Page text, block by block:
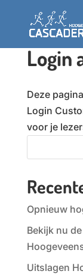
Login
Deze
Login
voor je
Opnieuw
Bekijk nu
Uitslagen
Info
Nieuws